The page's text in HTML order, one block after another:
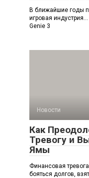
В ближайшие годы
игровая
Genie 3
Новости
Как
Тревогу и
Ямы
Финансовая
бояться долгов,